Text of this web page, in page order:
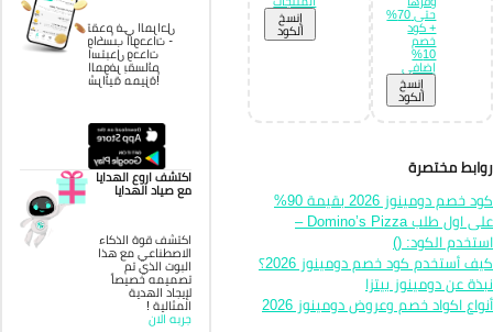
حتى 70%
+ كود
خصم
10%
إضافي
إِنسخ
الكود
إِنسخ
الكود
مختصرة
كود خصم دومينوز 2026 بقيمة 90%
على اول طلب Domino’s Pizza –
الكود: ()
أستخدم كود خصم دومينوز 2026؟
عن دومينوز بيتزا
اكواد خصم وعروض دومينوز 2026
تقدم في المراحل
واكسب الوحدات -
استبدل وحدات
الموفر بقسائم
شرائية مميزة!
اكتشف اروع الهدايا
مع صياد الهدايا
اكتشف قوة الذكاء
الاصطناعي مع هذا
البوت الذي تم
تصميمه خصيصاً
لإيجاد الهدية
المثالية !
جربه الان